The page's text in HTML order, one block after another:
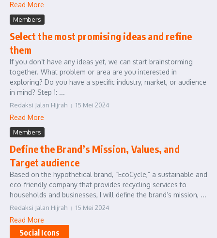
Read More
Members
Select the most promising ideas and refine
them
If you don’t have any ideas yet, we can start brainstorming
together. What problem or area are you interested in
exploring? Do you have a specific industry, market, or audience
in mind? Step 1: ...
Redaksi Jalan Hijrah 15 Mei 2024
Read More
Members
Define the Brand’s Mission, Values, and
Target audience
Based on the hypothetical brand, “EcoCycle,” a sustainable and
eco-friendly company that provides recycling services to
households and businesses, I will define the brand’s mission, ...
Redaksi Jalan Hijrah 15 Mei 2024
Read More
Social Icons